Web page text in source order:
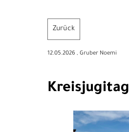
Zurück
12.05.2026 , Gruber Noemi
Kreisjugitag